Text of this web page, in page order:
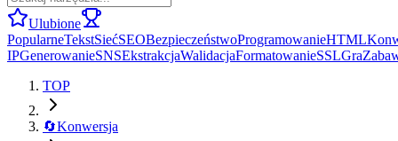
Ulubione
PopularneTekstSiećSEOBezpieczeństwoProgramowanieHTML
IPGenerowanieSNSEkstrakcjaWalidacjaFormatowanieSSLGra
TOP
🔄Konwersja